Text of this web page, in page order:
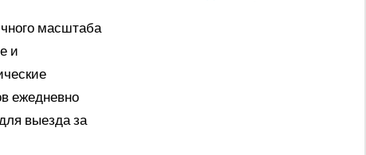
масштаба
и
ежедневно
выезда за